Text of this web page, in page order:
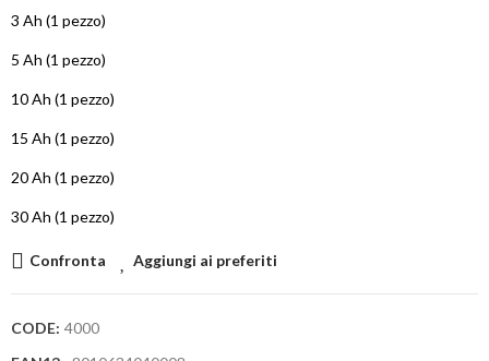
3 Ah (1 pezzo)
5 Ah (1 pezzo)
10 Ah (1 pezzo)
15 Ah (1 pezzo)
20 Ah (1 pezzo)
30 Ah (1 pezzo)
Confronta Aggiungi ai preferiti
CODE: 4000